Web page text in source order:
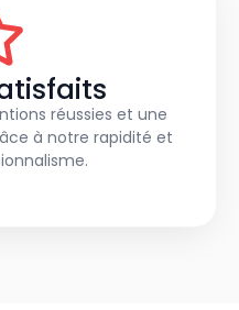
réussies et une
à notre rapidité et